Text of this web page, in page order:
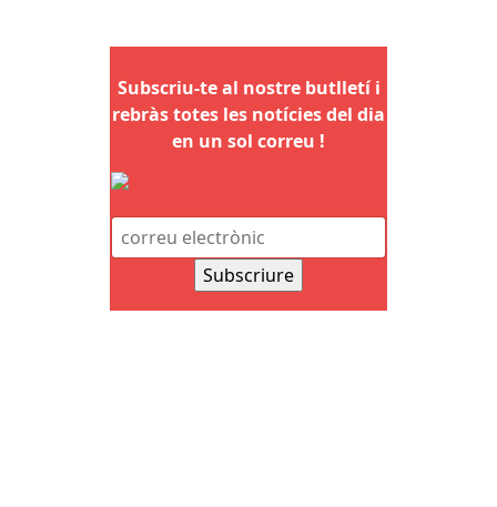
Subscriu-te al nostre butlletí i
rebràs totes les notícies del dia
en un sol correu !